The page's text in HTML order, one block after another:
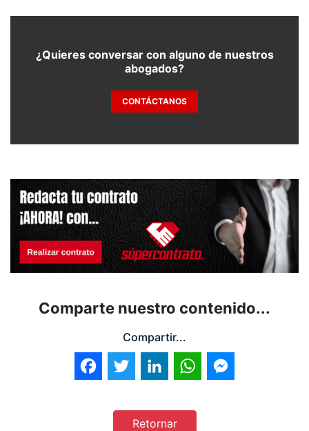
¿Quieres conversar con alguno de nuestros
abogados?
CONTÁCTANOS
Comparte nuestro contenido...
Compartir...
FacebookTwitter LinkedIn WhatsApp
Retornar